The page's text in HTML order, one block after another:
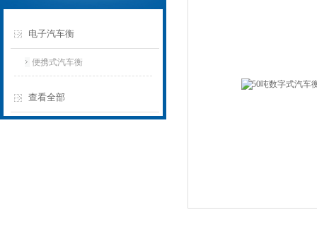
电子汽车衡
便携式汽车衡
查看全部